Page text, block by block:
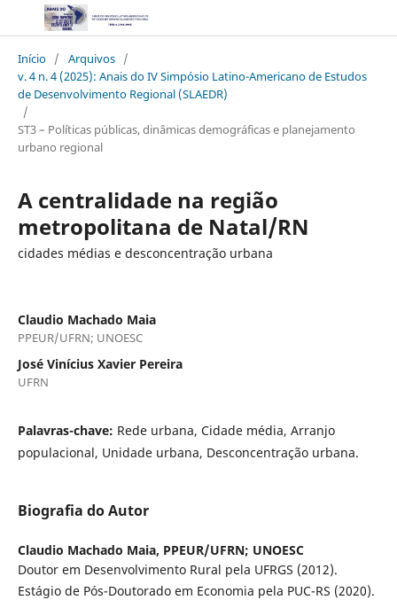
Início / Arquivos /
v. 4 n. 4 (2025): Anais do IV Simpósio Latino-Americano de Estudos
de Desenvolvimento Regional (SLAEDR)
/
ST3 – Políticas públicas, dinâmicas demográficas e planejamento
urbano regional
A centralidade na região
metropolitana de Natal/RN
cidades médias e desconcentração urbana
Claudio Machado Maia
PPEUR/UFRN; UNOESC
José Vinícius Xavier Pereira
UFRN
Palavras-chave: Rede urbana, Cidade média, Arranjo
populacional, Unidade urbana, Desconcentração urbana.
Biografia do Autor
Claudio Machado Maia, PPEUR/UFRN; UNOESC
Doutor em Desenvolvimento Rural pela UFRGS (2012).
Estágio de Pós-Doutorado em Economia pela PUC-RS (2020).